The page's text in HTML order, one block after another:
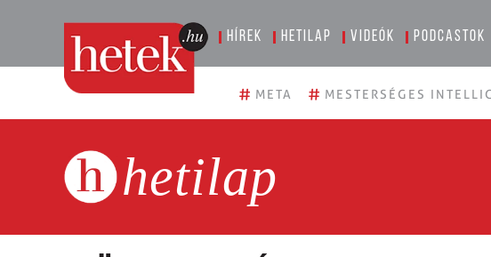
Hírek Hetilap Videók Podcastok
# META # MESTERSÉGES
hetilap